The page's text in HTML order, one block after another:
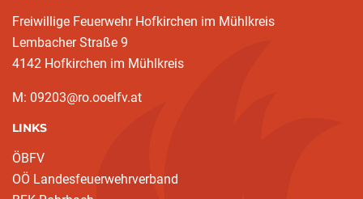
Freiwillige Feuerwehr Hofkirchen im Mühlkreis
Lembacher Straße 9
4142 Hofkirchen im Mühlkreis
M: 09203@ro.ooelfv.at
LINKS
ÖBFV
OÖ Landesfeuerwehrverband